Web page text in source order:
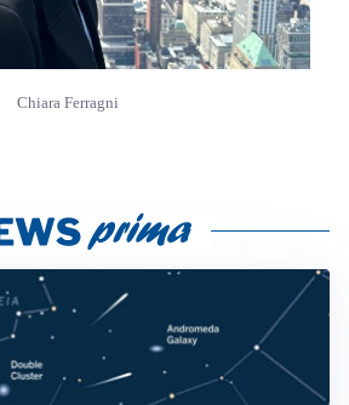
Chiara Ferragni